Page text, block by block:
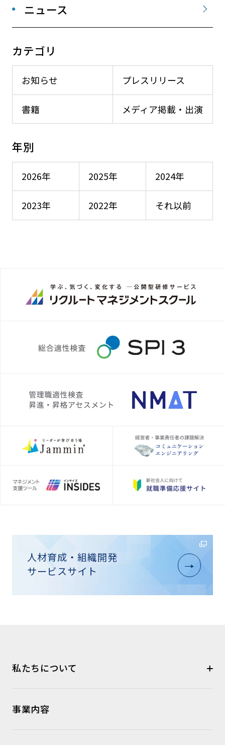
ニュース
カテゴリ
お知らせ プレスリリース
メディア掲載・出演
書籍
年別
2026年 2025年 2024年
2023年 2022年 それ以前
人材育成・組織開発
サービスサイト
私たちについて
事業内容